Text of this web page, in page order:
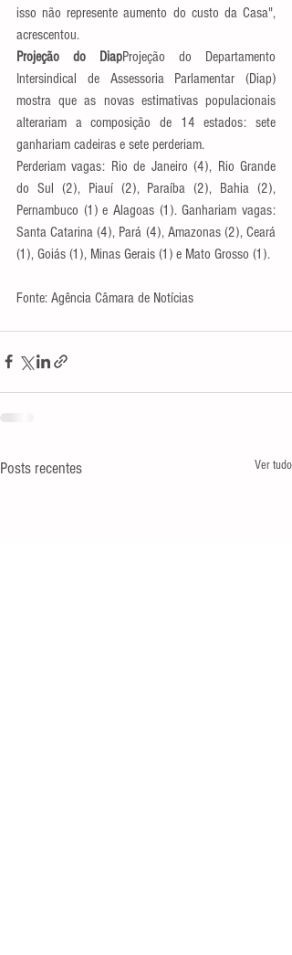
isso não represente aumento do custo da Casa",
acrescentou.
Projeção do DiapProjeção do Departamento
Intersindical de Assessoria Parlamentar (Diap)
mostra que as novas estimativas populacionais
alterariam a composição de 14 estados: sete
ganhariam cadeiras e sete perderiam.
Perderiam vagas: Rio de Janeiro (4), Rio Grande
do Sul (2), Piauí (2), Paraíba (2), Bahia (2),
Pernambuco (1) e Alagoas (1). Ganhariam vagas:
Santa Catarina (4), Pará (4), Amazonas (2), Ceará
(1), Goiás (1), Minas Gerais (1) e Mato Grosso (1).
Fonte: Agência Câmara de Notícias
Posts recentes Ver tudo